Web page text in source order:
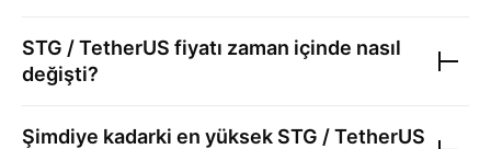
STG / TetherUS fiyatı zaman içinde nasıl
değişti?
Şimdiye kadarki en yüksek STG / TetherUS